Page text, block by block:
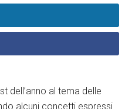
dell’anno al tema delle
alcuni concetti espressi